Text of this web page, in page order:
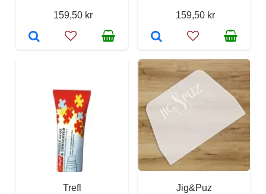
159,50 kr
159,50 kr
Trefl Jig&Puz